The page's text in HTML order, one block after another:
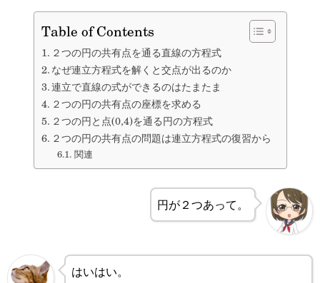
Table of Contents
２つの円の共有点を通る直線の方程式
なぜ連立方程式を解くと交点が出るのか
連立で直線の式ができるのはたまたま
２つの円の共有点の座標を求める
２つの円と点(0,4)を通る円の方程式
２つの円の共有点の問題は連立方程式の復習から
関連
円が２つあって。
はいはい。